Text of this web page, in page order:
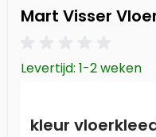
Mart Visser
Levertijd: 1-2 weken
kleur